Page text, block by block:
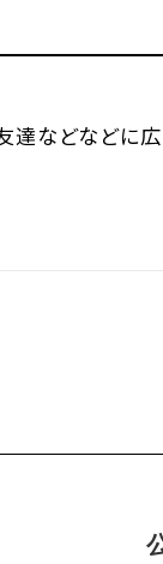
などなどに広